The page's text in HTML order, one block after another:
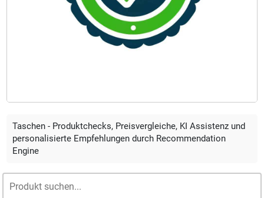
Taschen - Produktchecks, Preisvergleiche, KI Assistenz und
personalisierte Empfehlungen durch Recommendation
Engine